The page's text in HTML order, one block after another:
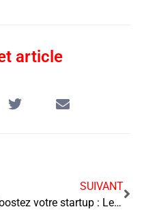
article
SUIVANT
Boostez votre startup : Les clés pour sélectionner les KPIs qui feront décoller votre croissance